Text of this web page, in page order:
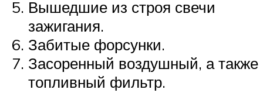
Вышедшие из строя свечи
зажигания.
Забитые форсунки.
Засоренный воздушный, а также
топливный фильтр.